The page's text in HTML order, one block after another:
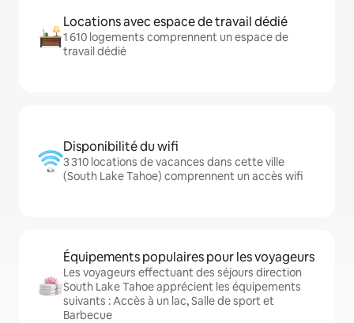
Locations avec espace de travail dédié
1 610 logements comprennent un espace de
travail dédié
Disponibilité du wifi
3 310 locations de vacances dans cette ville
(South Lake Tahoe) comprennent un accès wifi
Équipements populaires pour les voyageurs
Les voyageurs effectuant des séjours direction
South Lake Tahoe apprécient les équipements
suivants : Accès à un lac, Salle de sport et
Barbecue